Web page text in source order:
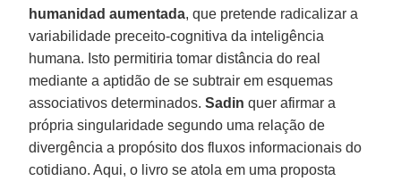
humanidad aumentada, que pretende radicalizar a
variabilidade preceito-cognitiva da inteligência
humana. Isto permitiria tomar distância do real
mediante a aptidão de se subtrair em esquemas
associativos determinados.Sadin quer afirmar a
própria singularidade segundo uma relação de
divergência a propósito dos fluxos informacionais do
cotidiano. Aqui, o livro se atola em uma proposta